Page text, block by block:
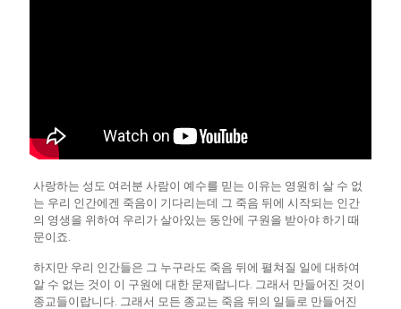
사랑하는 성도 여러분 사람이 예수를 믿는 이유는 영원히 살 수 없
는 우리 인간에겐 죽음이 기다리는데 그 죽음 뒤에 시작되는 인간
의 영생을 위하여 우리가 살아있는 동안에 구원을 받아야 하기 때
문이죠.
하지만 우리 인간들은 그 누구라도 죽음 뒤에 펼쳐질 일에 대하여
알 수 없는 것이 이 구원에 대한 문제랍니다. 그래서 만들어진 것이
종교들이랍니다. 그래서 모든 종교는 죽음 뒤의 일들로 만들어진